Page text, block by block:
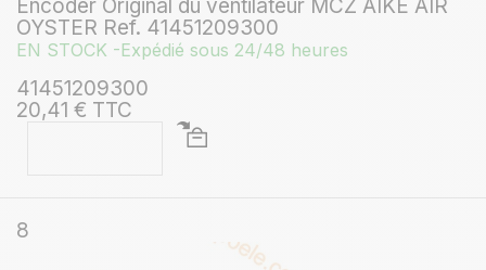
Encoder Original du ventilateur MCZ AIKE AIR
OYSTER Ref. 41451209300
EN STOCK -Expédié sous 24/48 heures
41451209300
20,41 € TTC
8